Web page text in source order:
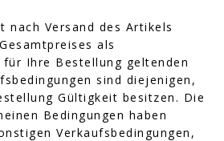
nach Versand des Artikels
als
Ihre Bestellung geltenden
sind diejenigen,
Gültigkeit besitzen. Die
Bedingungen haben
Verkaufsbedingungen,